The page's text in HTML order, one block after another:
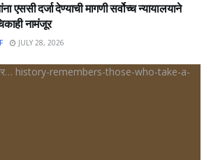
एससी दर्जा देण्याची मागणी सर्वोच्च न्यायालयाने
नामंजूर
JULY 28, 2026